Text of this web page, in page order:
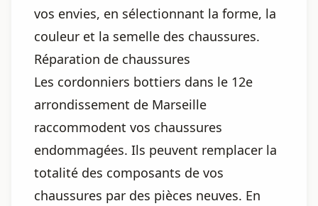
vos envies, en sélectionnant la forme, la
couleur et la semelle des chaussures.
Réparation de chaussures
Les cordonniers bottiers dans le 12e
arrondissement de Marseille
raccommodent vos chaussures
endommagées. Ils peuvent remplacer la
totalité des composants de vos
chaussures par des pièces neuves. En